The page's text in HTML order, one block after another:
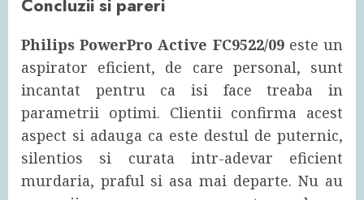
Concluzii si pareri
Philips PowerPro Active FC9522/09 este un
aspirator eficient, de care personal, sunt
incantat pentru ca isi face treaba in
parametrii optimi. Clientii confirma acest
aspect si adauga ca este destul de puternic,
silentios si curata intr-adevar eficient
murdaria, praful si asa mai departe. Nu au